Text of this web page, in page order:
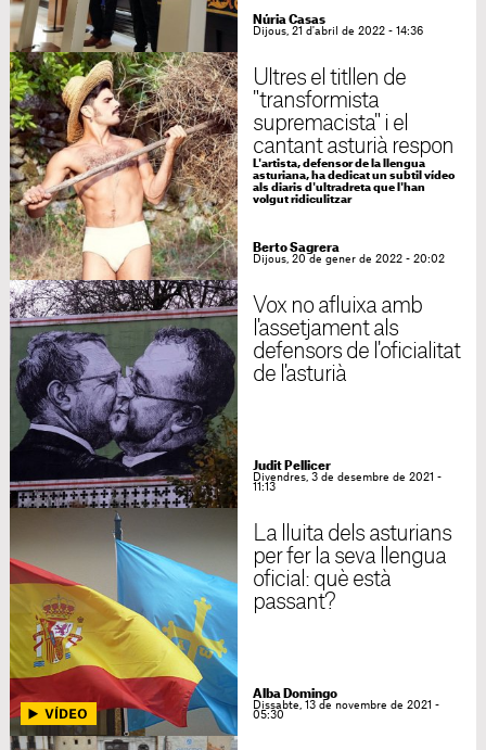
Núria Casas
Dijous, 21 d'abril de 2022 - 14:36
Ultres el titllen de
"transformista
supremacista" i el
cantant asturià respon
L'artista, defensor de la llengua
asturiana, ha dedicat un subtil vídeo
als diaris d'ultradreta que l'han
volgut ridiculitzar
Berto Sagrera
Dijous, 20 de gener de 2022 - 20:02
Vox no afluixa amb
l'assetjament als
defensors de l'oficialitat
de l'asturià
Judit Pellicer
Divendres, 3 de desembre de 2021 -
11:13
La lluita dels asturians
per fer la seva llengua
oficial: què està
passant?
Alba Domingo
Dissabte, 13 de novembre de 2021 -
05:30